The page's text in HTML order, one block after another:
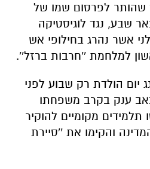
שהותר לפרסום שמו של
שבע, נגד לוגיסטיקה
גולני אשר נהרג בחילופי אש
למלחמת ''חרבות ברזל''.
חגג יום הולדת רק שבוע לפני
כאב ענק בקרב משפחתו
תלמידים מקומיים להוקיר
והקימו את ''סיירת